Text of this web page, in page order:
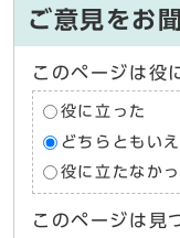
ご意見をお
このページは役
役に立った
どちらともい
役に立たなか
このページは見